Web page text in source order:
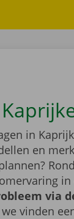
in
en
in
via
vinden